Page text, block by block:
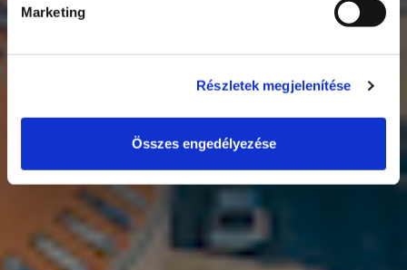
Marketing
Részletek megjelenítése
Összes engedélyezése